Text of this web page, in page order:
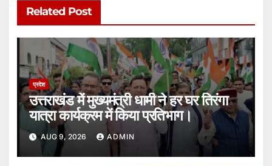
Related Post
प्रदेश
उत्तराखंड में मुख्यमंत्री धामी ने हर घर तिरंगा
यात्रा कार्यक्रम में किया प्रतिभाग।
AUG 9, 2026 ADMIN